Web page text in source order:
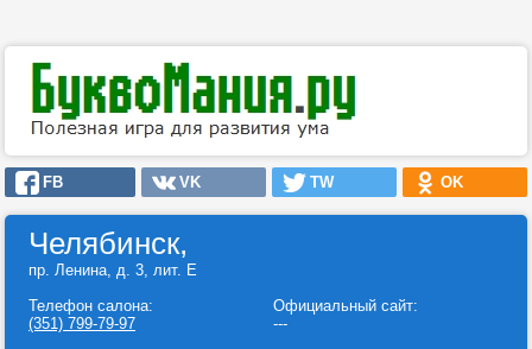
FB VK TW OK
Челябинск,
пр. Ленина, д. 3, лит. Е
Телефон салона:
(351) 799-79-97
Официальный сайт:
---